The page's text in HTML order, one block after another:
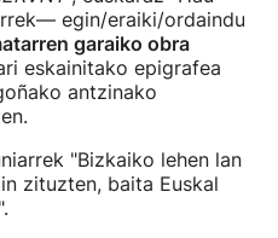
egin/eraiki/ordaindu
garaiko obra
eskainitako epigrafea
antzinako
"Bizkaiko lehen lan
zituzten, baita Euskal